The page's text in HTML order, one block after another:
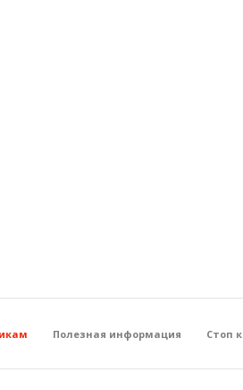
Полезная информация Стоп